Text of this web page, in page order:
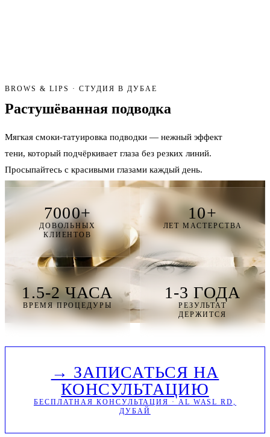
BROWS & LIPS · СТУДИЯ В ДУБАЕ
Растушёванная подводка
Мягкая смоки-татуировка подводки — нежный эффект
тени, который подчёркивает глаза без резких линий.
Просыпайтесь с красивыми глазами каждый день.
7000+
ДОВОЛЬНЫХ
КЛИЕНТОВ
10+
ЛЕТ МАСТЕРСТВА
1.5-2 ЧАСА
ВРЕМЯ ПРОЦЕДУРЫ
1-3 ГОДА
РЕЗУЛЬТАТ
ДЕРЖИТСЯ
→ ЗАПИСАТЬСЯ НА
КОНСУЛЬТАЦИЮ
БЕСПЛАТНАЯ КОНСУЛЬТАЦИЯ · AL WASL RD,
ДУБАЙ